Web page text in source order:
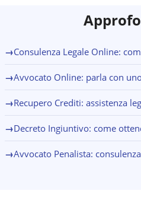
→Consulenza Legale Online:
→Avvocato Online: parla con
→Recupero Crediti: assistenza
→Decreto Ingiuntivo: come
→Avvocato Penalista: